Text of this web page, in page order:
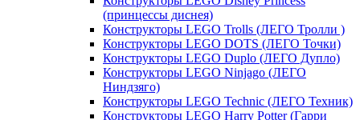
(принцессы диснея)
Конструкторы LEGO Trolls (ЛЕГО Тролли )
Конструкторы LEGO DOTS (ЛЕГО Точки)
Конструкторы LEGO Duplo (ЛЕГО Дупло)
Конструкторы LEGO Ninjago (ЛЕГО
Ниндзяго)
Конструкторы LEGO Technic (ЛЕГО Техник)
Конструкторы LEGO Harry Potter (Гарри